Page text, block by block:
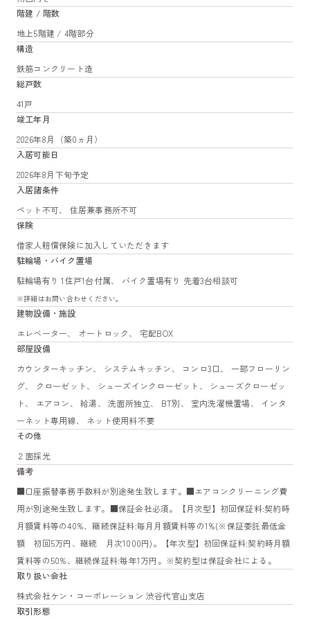
階建 / 階数
地上5階建 / 4階部分
構造
鉄筋コンクリート造
総戸数
41戸
竣工年月
2026年8月（築0ヵ月）
入居可能日
2026年8月下旬予定
入居諸条件
ペット不可、 住居兼事務所不可
保険
借家人賠償保険に加入していただきます
駐輪場・バイク置場
駐輪場有り 1住戸1台付属、 バイク置場有り 先着3台相談可
※詳細はお問い合わせください。
建物設備・施設
エレベーター、 オートロック、 宅配BOX
部屋設備
カウンターキッチン、 システムキッチン、 コンロ3口、 一部フローリン
グ、 クローゼット、 シューズインクローゼット、 シューズクローゼッ
ト、 エアコン、 給湯、 洗面所独立、 BT別、 室内洗濯機置場、 インタ
ーネット専用線、 ネット使用料不要
その他
２面採光
備考
■口座振替事務手数料が別途発生致します。■エアコンクリーニング費
用が別途発生致します。■保証会社必須。【月次型】初回保証料:契約時
月額賃料等の40%、継続保証料:毎月月額賃料等の1%(※保証委託最低金
額 初回5万円、継続 月次1000円)。【年次型】初回保証料:契約時月額
賃料等の50%、継続保証料:毎年1万円。※契約型は保証会社による。
取り扱い会社
株式会社ケン・コーポレーション 渋谷代官山支店
取引形態